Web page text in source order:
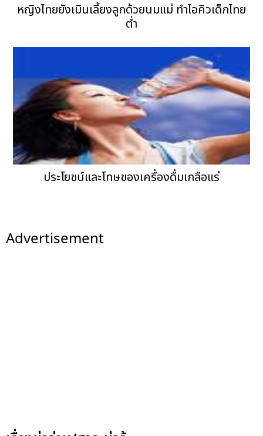
หญิงไทยยังเมินเลี้ยงลูกด้วยนมแม่ ทำไอคิวเด็กไทย
ต่ำ
ประโยชน์และโทษของเครื่องดื่มเกลือแร่
Advertisement